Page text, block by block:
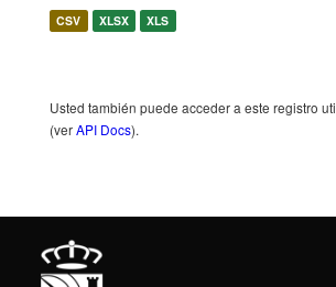
CSV XLSX XLS
Usted también puede acceder a este registro
(verAPI Docs).